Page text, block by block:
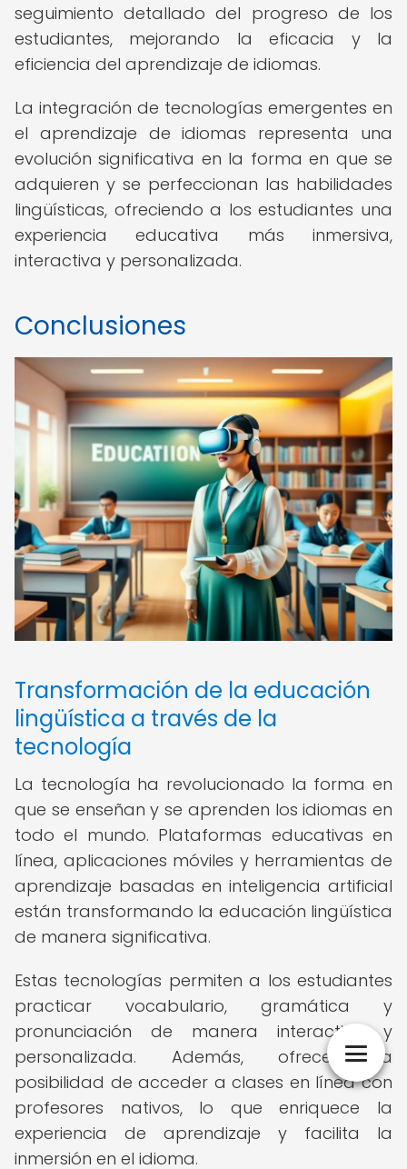
seguimiento detallado del progreso de los
estudiantes, mejorando la eficacia y la
eficiencia del aprendizaje de idiomas.
La integración de tecnologías emergentes en
el aprendizaje de idiomas representa una
evolución significativa en la forma en que se
adquieren y se perfeccionan las habilidades
lingüísticas, ofreciendo a los estudiantes una
experiencia educativa más inmersiva,
interactiva y personalizada.
Conclusiones
Transformación de la educación
lingüística a través de la
tecnología
La tecnología ha revolucionado la forma en
que se enseñan y se aprenden los idiomas en
todo el mundo. Plataformas educativas en
línea, aplicaciones móviles y herramientas de
aprendizaje basadas en inteligencia artificial
están transformando la educación lingüística
de manera significativa.
Estas tecnologías permiten a los estudiantes
practicar vocabulario, gramática y
pronunciación de manera interactiva y
personalizada. Además, ofrecen la
posibilidad de acceder a clases en línea con
profesores nativos, lo que enriquece la
experiencia de aprendizaje y facilita la
inmersión en el idioma.